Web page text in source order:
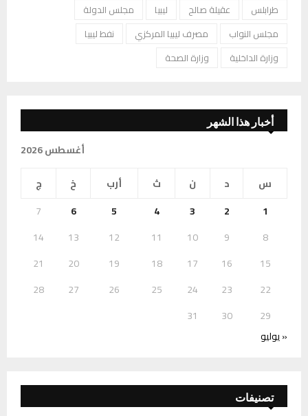
طرابلس
عقيلة صالح ليبيا
مجلس الدولة
مجلس النواب
مصرف ليبيا المركزي
نفط ليبيا
وزارة الداخلية
وزارة الصحة
أخبار هذا الشهر
أغسطس 2026
س
د ن ث أرب خ
ج
1
2
3
4
5
6
7
8
9
10
11
12
13
14
15
16
17
18
19
20
21
22
23
24
25
26
27
28
29
30
31
« يوليو
تصنيفات